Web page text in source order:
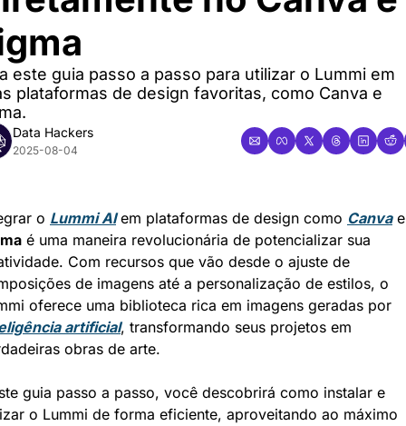
este guia passo a passo para utilizar o Lummi em
plataformas de design favoritas, como Canva e
Data Hackers
2025-08-04
o Lummi AI em plataformas de design como Canva
é uma maneira revolucionária de potencializar sua
Com recursos que vão desde o ajuste de
de imagens até a personalização de estilos, o
artificial, transformando seus projetos em
obras de arte.
guia passo a passo, você descobrirá como instalar e
o Lummi de forma eficiente, aproveitando ao máximo